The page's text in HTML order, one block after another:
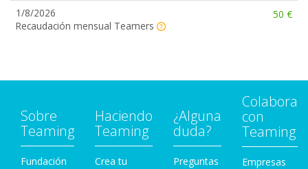
1/8/2026
Recaudación mensual Teamers
50 €
Sobre
Teaming
Fundación
Haciendo
Teaming
Crea tu
¿Alguna
duda?
Preguntas
Colabora
con
Teaming
Empresas